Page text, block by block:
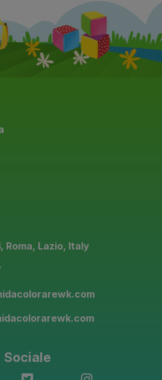
Roma, Lazio, Italy
Sociale